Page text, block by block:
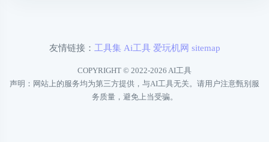
友情链接： 工具集 Ai工具 爱玩机网 sitemap
COPYRIGHT © 2022-2026 AI工具
声明：网站上的服务均为第三方提供，与AI工具无关。请用户注意甄别服
务质量，避免上当受骗。